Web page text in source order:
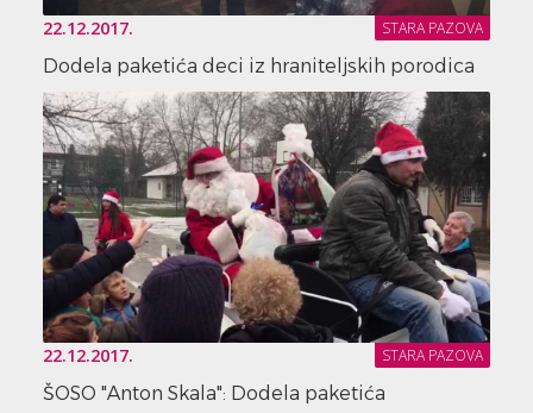
22.12.2017. STARA PAZOVA
Dodela paketića deci iz hraniteljskih porodica
22.12.2017. STARA PAZOVA
ŠOSO "Anton Skala": Dodela paketića